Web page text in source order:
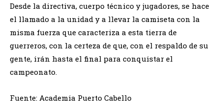
Desde la directiva, cuerpo técnico y jugadores, se hace
el llamado a la unidad y a llevar la camiseta con la
misma fuerza que caracteriza a esta tierra de
guerreros, con la certeza de que, con el respaldo de su
gente, irán hasta el final para conquistar el
campeonato.
Fuente: Academia Puerto Cabello